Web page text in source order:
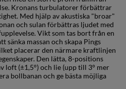
Kronans turbulatorer förbättrar
Med hjälp av akustiska "broar"
och sulan förbättras ljudet med
Vikt som tas bort från en
sänka massan och skapa Pings
placerar den närmare kraftlinjen
Den lätta, 8-positions
loft (±1,5°) och lie (upp till 3° mer
bollbanan och ge bästa möjliga